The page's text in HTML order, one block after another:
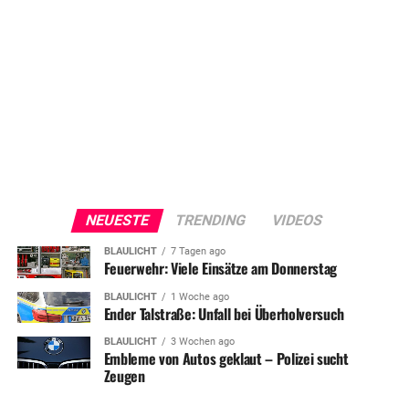
NEUESTE TRENDING VIDEOS
BLAULICHT 7 Tagen ago
Feuerwehr: Viele Einsätze am Donnerstag
BLAULICHT 1 Woche ago
Ender Talstraße: Unfall bei Überholversuch
BLAULICHT 3 Wochen ago
Embleme von Autos geklaut – Polizei sucht
Zeugen